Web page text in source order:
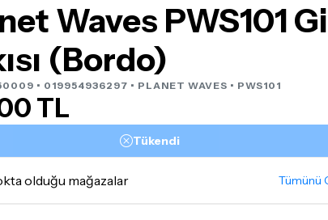
Waves PWS101
(Bordo)
• 019954936297 • PLANET WAVES • PWS101
TL
Tükendi
olduğu mağazalar Tümünü